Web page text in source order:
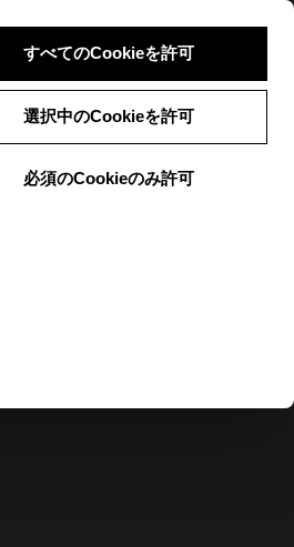
すべてのCookieを許可
選択中のCookieを許可
必須のCookieのみ許可
ログイン 検索 メニュー
メニュー